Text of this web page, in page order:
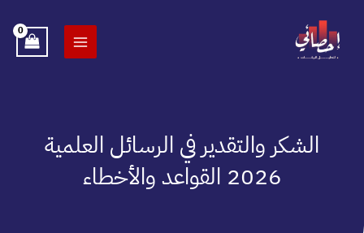
المحتوى
الشكر والتقدير في الرسائل العلمية
2026 القواعد والأخطاء